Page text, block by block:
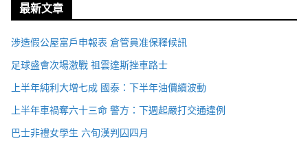
最新文章
涉造假公屋富戶申報表 倉管員准保釋候訊
足球盛會次場激戰 祖雲達斯挫車路士
上半年純利大增七成 國泰：下半年油價續波動
上半年車禍奪六十三命 警方：下週起嚴打交通違例
巴士非禮女學生 六旬漢判囚四月